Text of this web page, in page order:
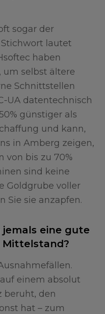
sogar der
lautet
haben
um selbst ältere
Schnittstellen
UA datentechnisch
günstiger als
und kann,
in Amberg zeigen,
von bis zu 70%
sind keine
Goldgrube voller
Sie sie anzapfen.
eine gute
Mittelstand?
einem absolut
beruht, den
hat – zum